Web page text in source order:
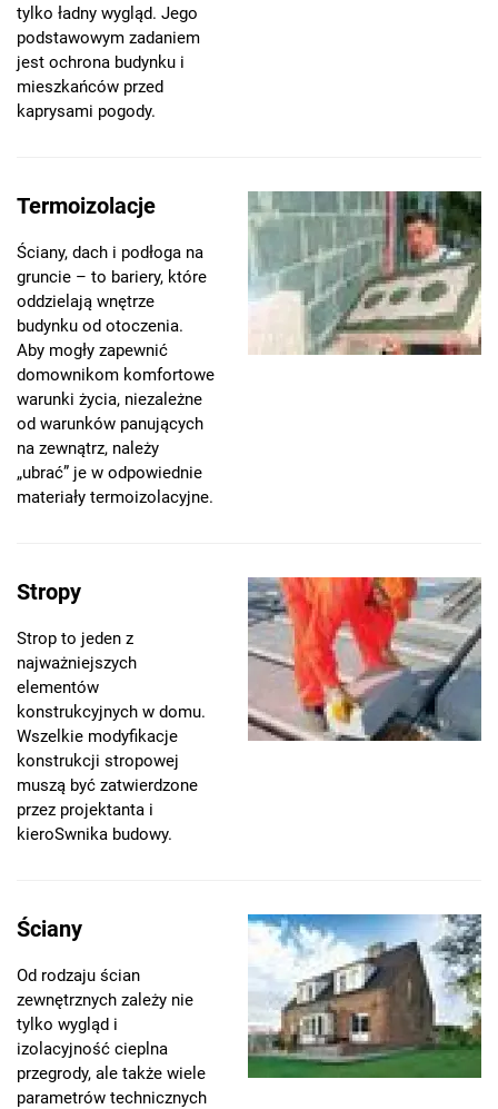
tylko ładny wygląd. Jego
podstawowym zadaniem
jest ochrona budynku i
mieszkańców przed
kaprysami pogody.
Termoizolacje
Ściany, dach i podłoga na
gruncie – to bariery, które
oddzielają wnętrze
budynku od otoczenia.
Aby mogły zapewnić
domownikom komfortowe
warunki życia, niezależne
od warunków panujących
na zewnątrz, należy
„ubrać” je w odpowiednie
materiały termoizolacyjne.
Stropy
Strop to jeden z
najważniejszych
elementów
konstrukcyjnych w domu.
Wszelkie modyfikacje
konstrukcji stropowej
muszą być zatwierdzone
przez projektanta i
kieroSwnika budowy.
Ściany
Od rodzaju ścian
zewnętrznych zależy nie
tylko wygląd i
izolacyjność cieplna
przegrody, ale także wiele
parametrów technicznych